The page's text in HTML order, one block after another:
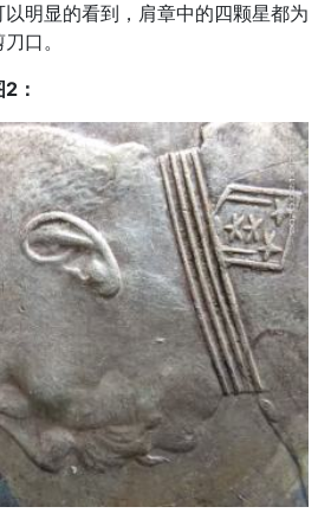
明显的看到，肩章中的四颗星都为
口。
：